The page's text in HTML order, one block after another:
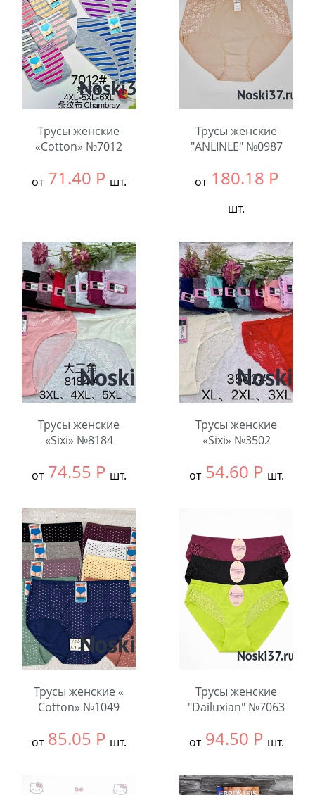
Количество:
Трусы женские
«Cotton» №7012
от 71.40 Р шт.
шт.
Количество:
Трусы женские
"ANLINLE" №0987
от 180.18 Р
шт.
62
В упаковке:
12
шт.
Количество:
Трусы женские
«Sixi» №8184
от 74.55 Р шт.
В упаковке:
12
шт.
Количество:
Трусы женские
«Sixi» №3502
от 54.60 Р шт.
шт.
Количество:
Трусы женские «
Cotton» №1049
от 85.05 Р шт.
Трусы женские
"Dailuxian" №7063
от 94.50 Р шт.